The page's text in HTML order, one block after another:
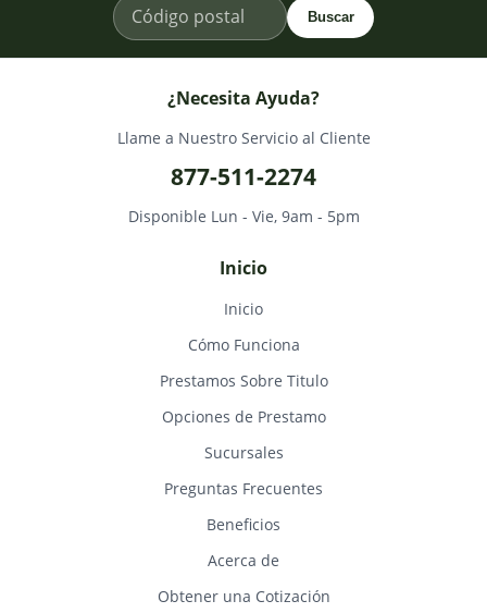
Buscar
¿Necesita Ayuda?
Llame a Nuestro Servicio al Cliente
877-511-2274
Disponible Lun - Vie, 9am - 5pm
Inicio
Inicio
Cómo Funciona
Prestamos Sobre Titulo
Opciones de Prestamo
Sucursales
Preguntas Frecuentes
Beneficios
Acerca de
Obtener una Cotización